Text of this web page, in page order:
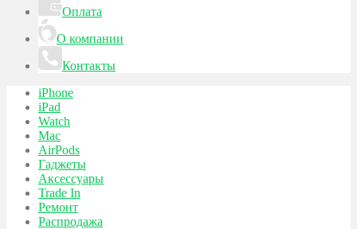
Оплата
О компании
Контакты
iPhone
iPad
Watch
Mac
AirPods
Гаджеты
Аксессуары
Trade In
Ремонт
Распродажа